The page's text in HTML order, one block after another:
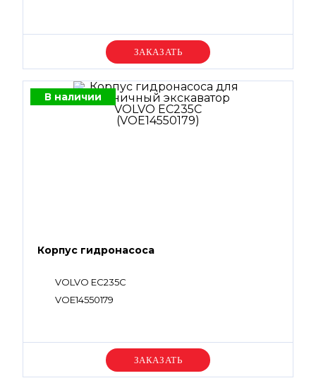
Уточняйте цену
В наличии
Корпус гидронасоса
VOLVO EC235C
VOE14550179
Уточняйте цену